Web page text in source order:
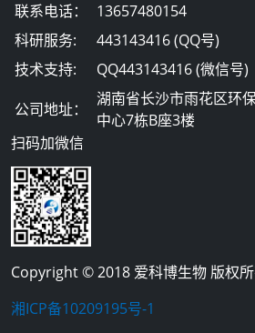
联系电话：
13657480154
科研服务:
443143416 (QQ号)
技术支持:
QQ443143416 (微信号)
公司地址：
湖南省长沙市雨花区环
中心7栋B座3楼
扫码加微信
Copyright © 2018 爱科博生物 版权
湘ICP备10209195号-1